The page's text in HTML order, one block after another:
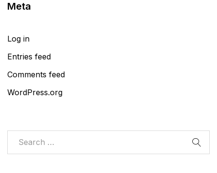
Meta
Log in
Entries feed
Comments feed
WordPress.org